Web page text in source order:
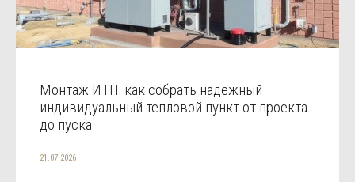
Монтаж ИТП: как собрать надежный
индивидуальный тепловой пункт от проекта
до пуска
21.07.2026